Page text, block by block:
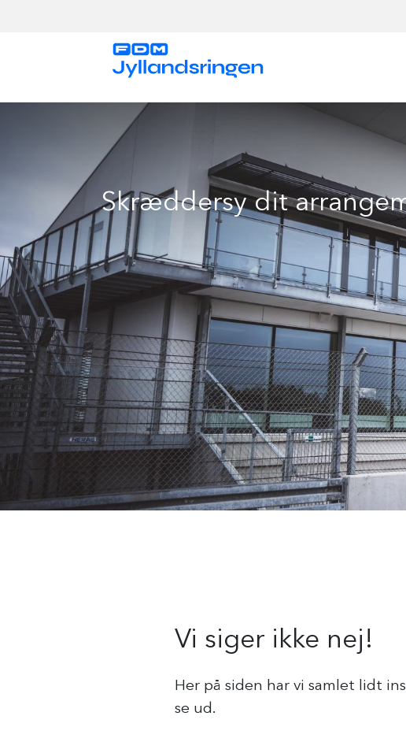
Skræddersy dit
Vi siger ikke nej!
Her på siden har vi samlet lidt
se ud.